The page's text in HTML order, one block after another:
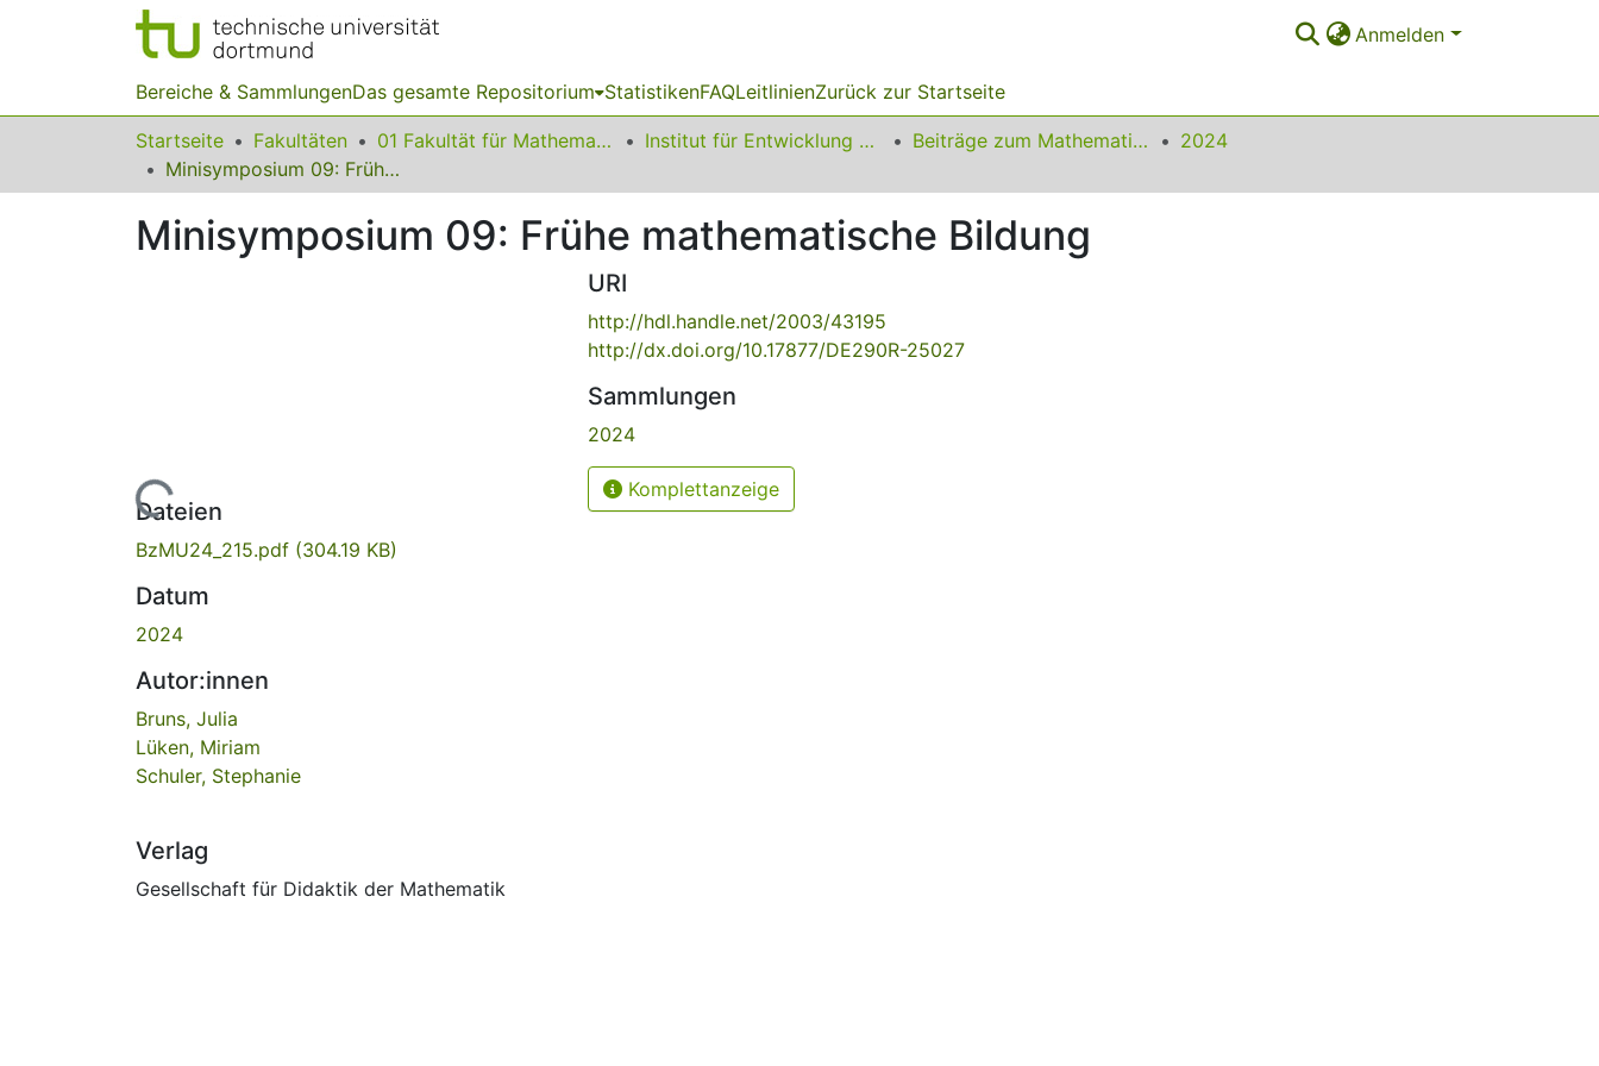
Anmelden
Bereiche & SammlungenDas gesamte Repositorium StatistikenFAQLeitlinienZurück zur Startseite
Startseite Fakultäten 01 Fakultät für Mathematik Institut für Entwicklung und Erforschung des Mathematikunterrichts Beiträge zum Mathematikunterricht
2024
Minisymposium 09: Frühe mathematische Bildung
Minisymposium 09: Frühe mathematische Bildung
Lade...
Dateien
BzMU24_215.pdf (304.19 KB)
Datum
2024
Autor:innen
Bruns, Julia
Lüken, Miriam
Schuler, Stephanie
Verlag
Gesellschaft für Didaktik der Mathematik
URI
http://hdl.handle.net/2003/43195
http://dx.doi.org/10.17877/DE290R-25027
Sammlungen
2024
Komplettanzeige